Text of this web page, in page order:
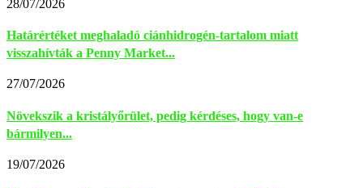
28/07/2026
Határértéket meghaladó ciánhidrogén-tartalom miatt
visszahívták a Penny Market...
27/07/2026
Növekszik a kristályőrület, pedig kérdéses, hogy van-e
bármilyen...
19/07/2026